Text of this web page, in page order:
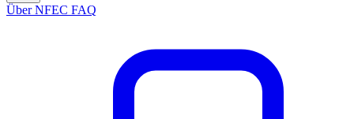
Über NFEC FAQ